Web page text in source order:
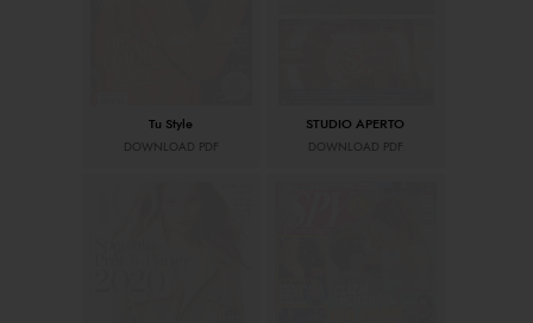
Tu Style
DOWNLOAD PDF
STUDIO APERTO
DOWNLOAD PDF